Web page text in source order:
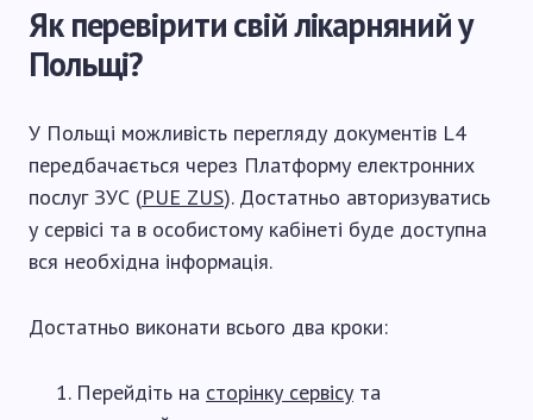
Як перевірити свій лікарняний у
Польщі?
У Польщі можливість перегляду документів L4
передбачається через Платформу електронних
послуг ЗУС (PUE ZUS). Достатньо авторизуватись
у сервісі та в особистому кабінеті буде доступна
вся необхідна інформація.
Достатньо виконати всього два кроки:
Перейдіть на сторінку сервісу та